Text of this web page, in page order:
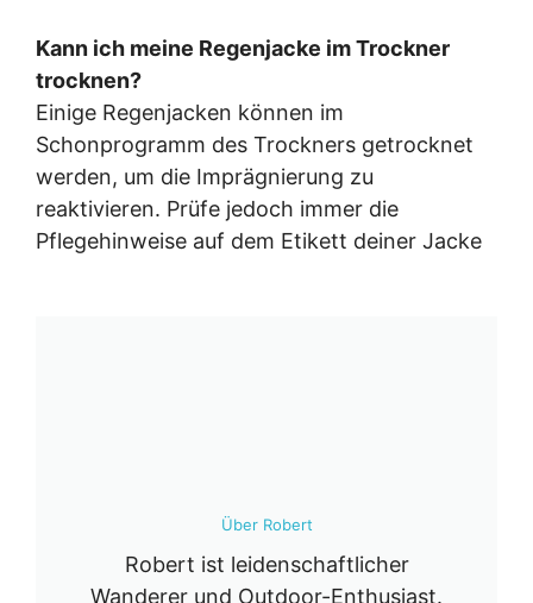
Kann ich meine Regenjacke im Trockner
trocknen?
Einige Regenjacken können im
Schonprogramm des Trockners getrocknet
werden, um die Imprägnierung zu
reaktivieren. Prüfe jedoch immer die
Pflegehinweise auf dem Etikett deiner Jacke
Über Robert
Robert ist leidenschaftlicher
Wanderer und Outdoor-Enthusiast.